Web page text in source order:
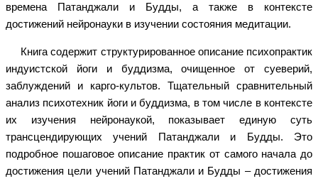
времена Патанджали и Будды, а также в контексте
достижений нейронауки в изучении состояния медитации.
Книга содержит структурированное описание психопрактик
индуистской йоги и буддизма, очищенное от суеверий,
заблуждений и карго-культов. Тщательный сравнительный
анализ психотехник йоги и буддизма, в том числе в контексте
их изучения нейронаукой, показывает единую суть
трансцендирующих учений Патанджали и Будды. Это
подробное пошаговое описание практик от самого начала до
достижения цели учений Патанджали и Будды – достижения